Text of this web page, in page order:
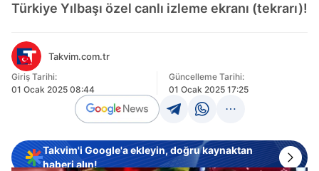
Türkiye Yılbaşı özel canlı izleme ekranı (tekrarı)!
Takvim.com.tr
Giriş Tarihi:
01 Ocak 2025 08:44
Güncelleme Tarihi:
01 Ocak 2025 17:25
Takvim'i Google'a ekleyin, doğru kaynaktan
haberi alın!